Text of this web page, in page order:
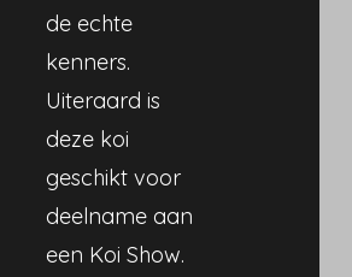
de echte
kenners.
Uiteraard is
deze koi
geschikt voor
deelname aan
een Koi Show.